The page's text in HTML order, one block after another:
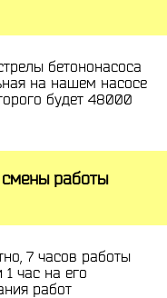
бетононасоса
на нашем насосе
будет 48000
работы
7 часов работы
час на его
работ